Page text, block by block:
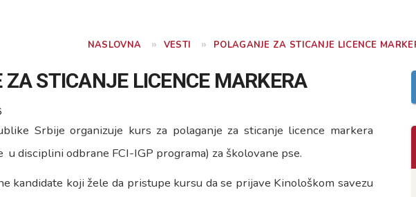
NASLOVNA VESTI POLAGANJE ZA STICANJE LICENCE
STICANJE LICENCE MARKERA
Srbije organizuje kurs za polaganje za sticanje licence markera
u disciplini odbrane FCI-IGP programa) za školovane pse.
kandidate koji žele da pristupe kursu da se prijave Kinološkom savezu